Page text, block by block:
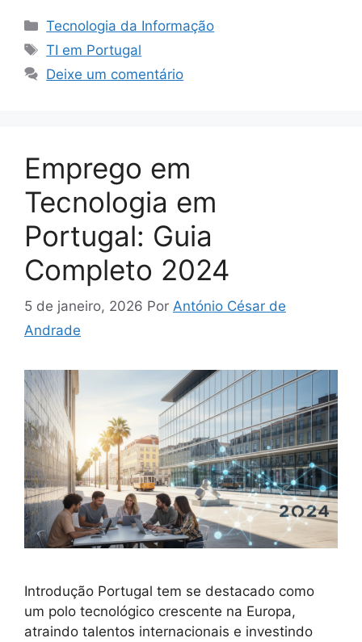
Categorias
Tecnologia da Informação
Tags
TI em Portugal
Deixe um comentário
Emprego em
Tecnologia em
Portugal: Guia
Completo 2024
5 de janeiro, 2026 Por António César de
Andrade
Introdução Portugal tem se destacado como
um polo tecnológico crescente na Europa,
atraindo talentos internacionais e investindo